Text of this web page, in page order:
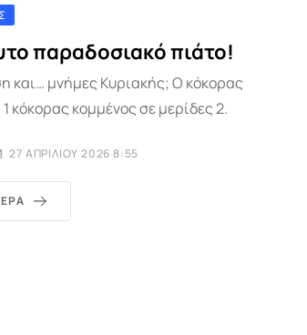
παραδοσιακό πιάτο!
και… μνήμες Κυριακής; Ο κόκορας
κόκορας κομμένος σε μερίδες 2.
27 ΑΠΡΙΛΊΟΥ 2026 8:55